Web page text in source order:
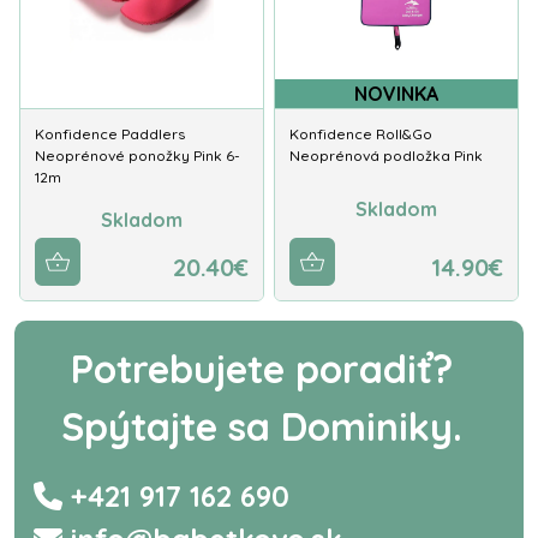
Konfidence Paddlers
Neoprénové ponožky Pink 6-
12m
Skladom
20.40€
NOVINKA
Konfidence Roll&Go
Neoprénová podložka Pink
Skladom
14.90€
Potrebujete poradiť?
Spýtajte sa Dominiky.
+421 917 162 690